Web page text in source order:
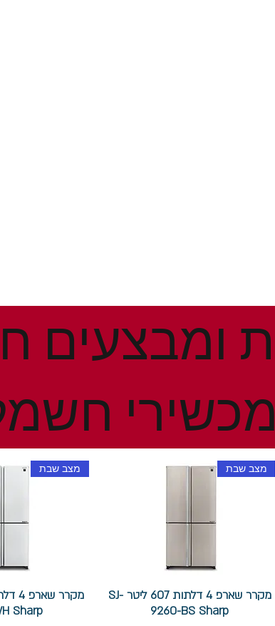
מצב שבת
מקרר שארפ 4 דלתות 607 ליטר SJ-
9260-BS Sharp
מצב שבת
Sharp
מכשירי